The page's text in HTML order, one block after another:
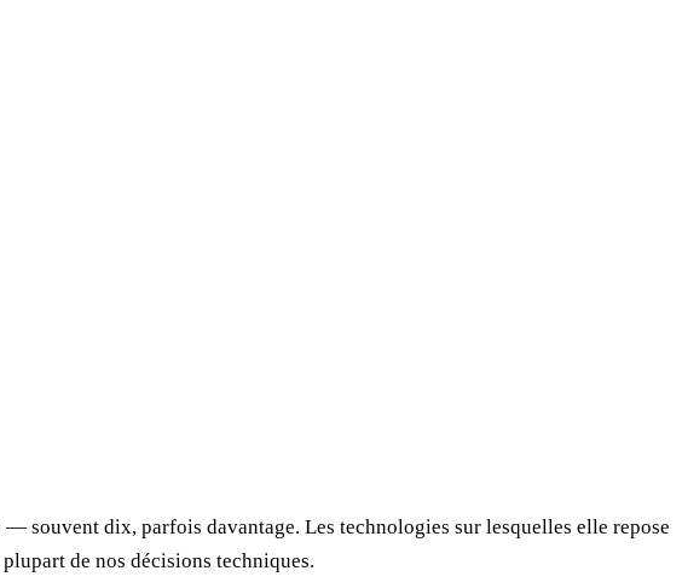
souvent dix, parfois davantage. Les technologies sur lesquelles elle repose
de nos décisions techniques.